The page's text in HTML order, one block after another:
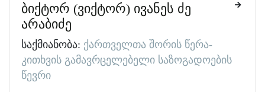
ბიქტორ (ვიქტორ) ივანეს ძე
არაბიძე
საქმიანობა: ქართველთა შორის წერა-
კითხვის გამავრცელებელი საზოგადოების
წევრი